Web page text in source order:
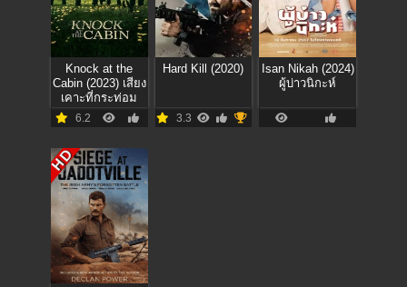
Knock at the
Cabin (2023) เสียง
เคาะที่กระท่อม
6.2
Hard Kill (2020)
3.3
Isan Nikah (2024)
ผู้บ่าวนิกะห์
HD